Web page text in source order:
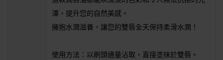
澤，提升您的自然美感。
擁抱水潤滋養，讓您的雙唇全天保持柔滑水潤！
使用方法：以刷頭適量沾取，直接塗抹於雙唇。